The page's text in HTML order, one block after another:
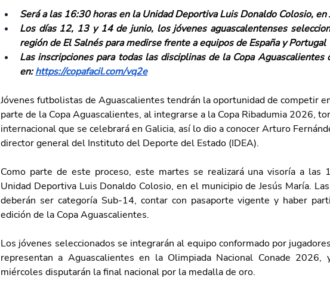
Será a las 16:30 horas en la Unidad Deportiva Luis Donaldo Colosio, en
Los días 12, 13 y 14 de junio, los jóvenes aguascalentenses
región de El Salnés para medirse frente a equipos de España y Portugal
Las inscripciones para todas las disciplinas de la Copa Aguascalientes
en: https://copafacil.com/vq2e
Jóvenes futbolistas de Aguascalientes tendrán la oportunidad de competir
parte de la Copa Aguascalientes, al integrarse a la Copa Ribadumia 2026,
internacional que se celebrará en Galicia, así lo dio a conocer Arturo
director general del Instituto del Deporte del Estado (IDEA).
Como parte de este proceso, este martes se realizará una visoría a las
Unidad Deportiva Luis Donaldo Colosio, en el municipio de Jesús María.
deberán ser categoría Sub-14, contar con pasaporte vigente y haber
edición de la Copa Aguascalientes.
Los jóvenes seleccionados se integrarán al equipo conformado por
representan a Aguascalientes en la Olimpiada Nacional Conade
miércoles disputarán la final nacional por la medalla de oro.